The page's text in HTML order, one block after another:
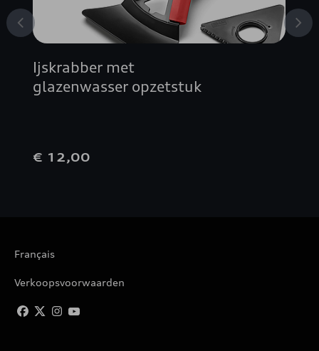
Ijskrabber met
glazenwasser opzetstuk
€ 12,00
Français
Verkoopsvoorwaarden